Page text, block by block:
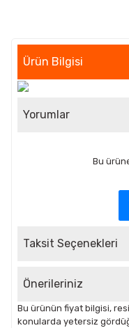
Ürün Bilgisi
Yorumlar
Bu
Taksit Seçenekleri
Önerileriniz
Bu ürünün fiyat bilgisi,
konularda yetersiz